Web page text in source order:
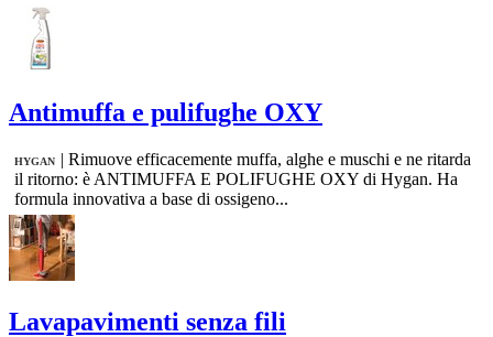
Antimuffa e pulifughe OXY
HYGAN | Rimuove efficacemente muffa, alghe e muschi e ne ritarda
il ritorno: è ANTIMUFFA E POLIFUGHE OXY di Hygan. Ha
formula innovativa a base di ossigeno...
Lavapavimenti senza fili